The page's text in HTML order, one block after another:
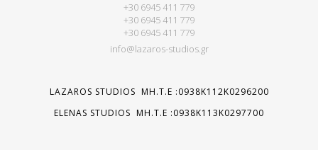
+30 6945 411 779
+30 6945 411 779
+30 6945 411 779
info@lazaros-studios.gr
LAZAROS STUDIOS MH.T.E :0938K112K0296200
ELENAS STUDIOS MH.T.E :0938K113K0297700